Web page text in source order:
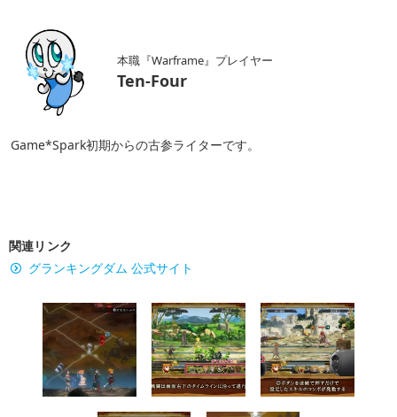
本職『Warframe』プレイヤー
Ten-Four
Game*Spark初期からの古参ライターです。
関連リンク
グランキングダム 公式サイト